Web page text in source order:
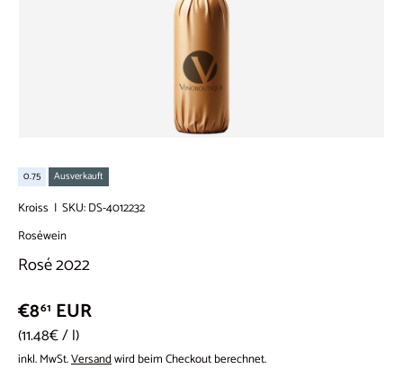
0.75 Ausverkauft
Kroiss | SKU:DS-4012232
Roséwein
Rosé 2022
€861 EUR
Grundpreis
11.48€/l
inkl. MwSt.Versandwird beim Checkout berechnet.